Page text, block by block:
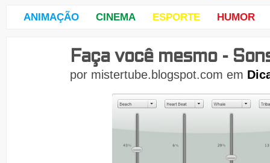
ANIMAÇÃO CINEMA ESPORTE HUMOR
Faça você mesmo -
por mistertube.blogspot.com em